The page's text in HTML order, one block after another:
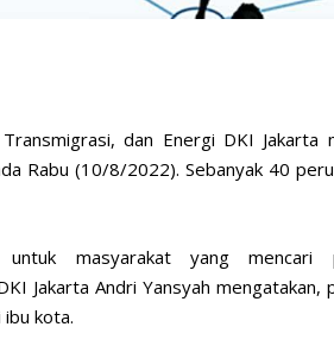
Transmigrasi, dan Energi DKI
Rabu (10/8/2022). Sebanyak 40
untuk masyarakat yang mencari
Jakarta Andri Yansyah mengatakan,
kota.